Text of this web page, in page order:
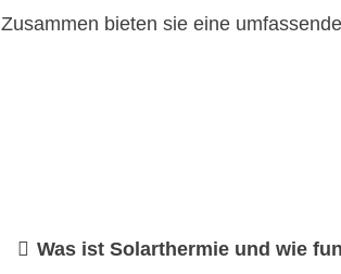
Zusammen bieten sie eine
Was ist Solarthermie und wie